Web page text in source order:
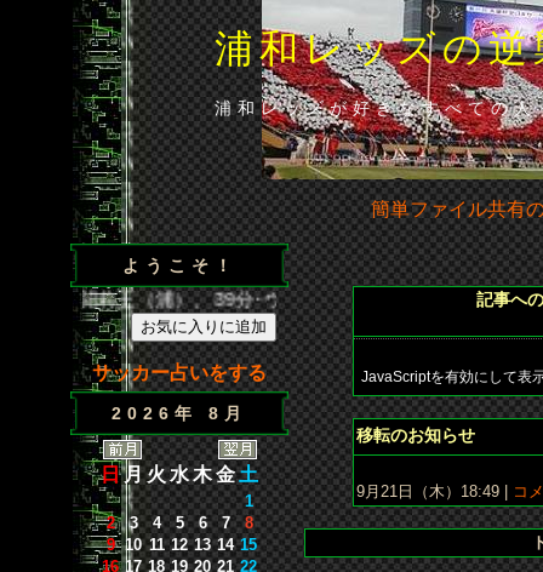
浦和レッズの
浦和レッズが好きなすべての
簡単ファイル共有
ようこそ！
･闘莉王（浦）、39分･ウェズレイ（広）、86分･山田
サッカー占いをする
2026年 8月
日月火水木金土
1
2
3 4 5 6 7
8
9 10 11 12 13 14 15
16 17 18 19 20 21 22
記事へ
JavaScriptを有効にして表
移転のお知らせ
9月21日（木）18:49 | コ